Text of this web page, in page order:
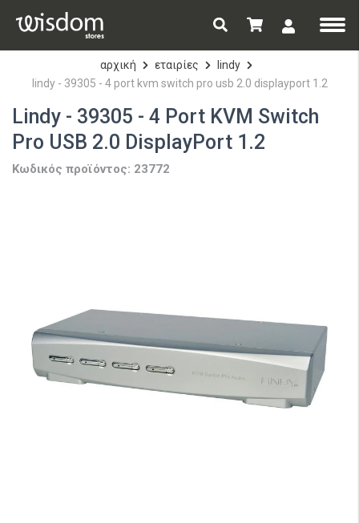
αρχική εταιρίες
lindy
lindy - 39305 - 4 port kvm switch pro usb 2.0 displayport 1.2
Lindy - 39305 - 4 Port KVM Switch
Pro USB 2.0 DisplayPort 1.2
Κωδικός προϊόντος: 23772